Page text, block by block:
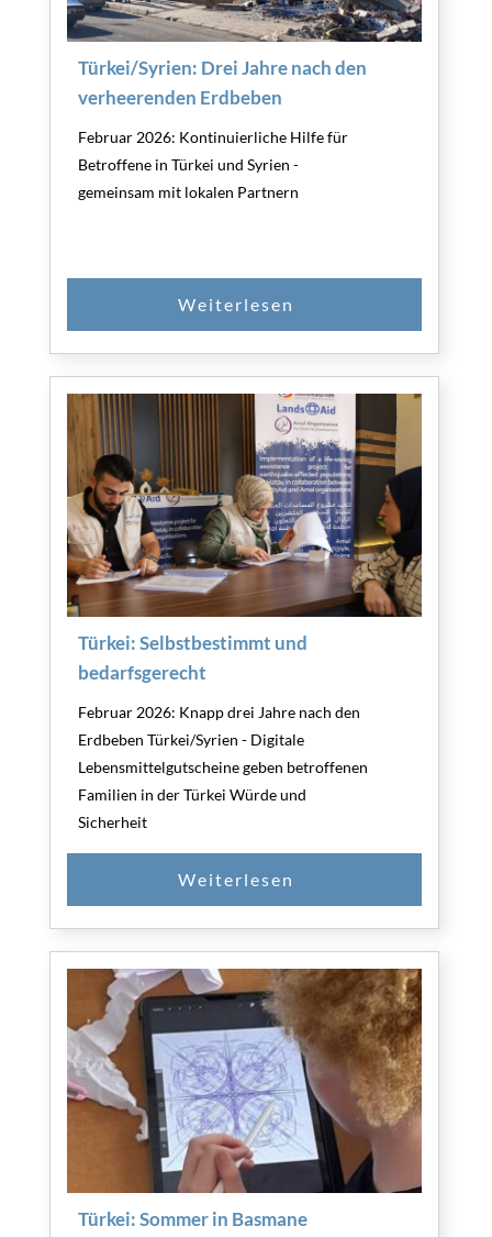
Türkei/Syrien: Drei Jahre nach den
verheerenden Erdbeben
Februar 2026: Kontinuierliche Hilfe für
Betroffene in Türkei und Syrien -
gemeinsam mit lokalen Partnern
Türkei: Selbstbestimmt und
bedarfsgerecht
Februar 2026: Knapp drei Jahre nach den
Erdbeben Türkei/Syrien - Digitale
Lebensmittelgutscheine geben betroffenen
Familien in der Türkei Würde und
Sicherheit
Türkei: Sommer in Basmane